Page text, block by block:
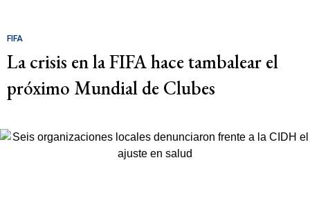
FIFA
La crisis en la FIFA hace tambalear el
próximo Mundial de Clubes